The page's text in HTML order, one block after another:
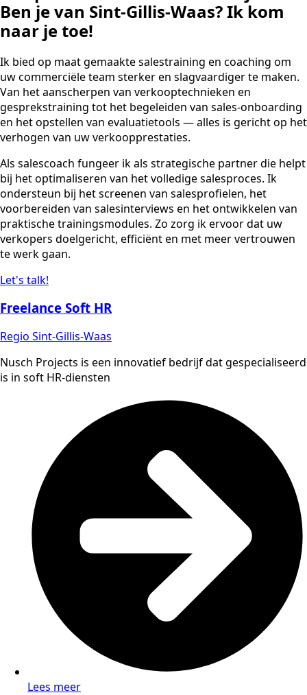
Ben je van Sint-Gillis-Waas? Ik kom
naar je toe!
Ik bied op maat gemaakte salestraining en coaching om
uw commerciële team sterker en slagvaardiger te maken.
Van het aanscherpen van verkooptechnieken en
gesprekstraining tot het begeleiden van sales-onboarding
en het opstellen van evaluatietools — alles is gericht op het
verhogen van uw verkoopprestaties.
Als salescoach fungeer ik als strategische partner die helpt
bij het optimaliseren van het volledige salesproces. Ik
ondersteun bij het screenen van salesprofielen, het
voorbereiden van salesinterviews en het ontwikkelen van
praktische trainingsmodules. Zo zorg ik ervoor dat uw
verkopers doelgericht, efficiënt en met meer vertrouwen
te werk gaan.
Let's talk!
Freelance Soft HR
Regio Sint-Gillis-Waas
Nusch Projects is een innovatief bedrijf dat gespecialiseerd
is in soft HR-diensten
Lees meer